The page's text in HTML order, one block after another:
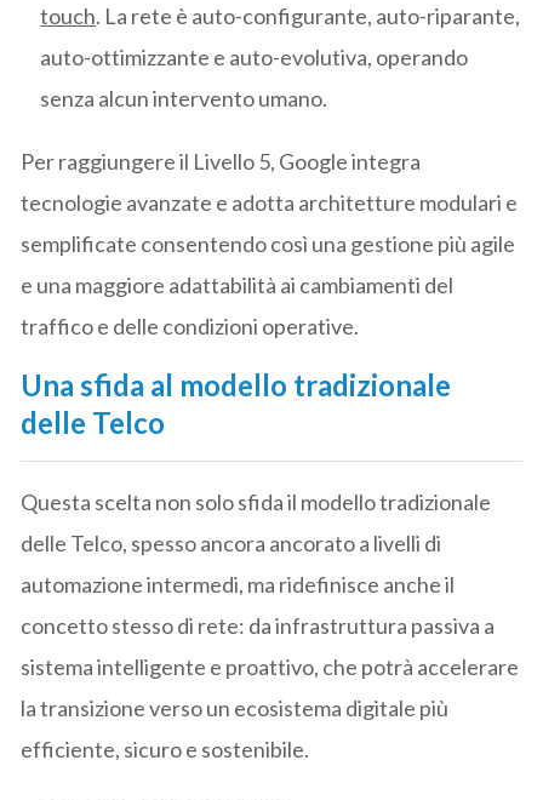
touch. La rete è auto-configurante, auto-riparante,
auto-ottimizzante e auto-evolutiva, operando
senza alcun intervento umano.
Per raggiungere il Livello 5, Google integra
tecnologie avanzate e adotta architetture modulari e
semplificate consentendo così una gestione più agile
e una maggiore adattabilità ai cambiamenti del
traffico e delle condizioni operative.
Una sfida al modello tradizionale
delle Telco
Questa scelta non solo sfida il modello tradizionale
delle Telco, spesso ancora ancorato a livelli di
automazione intermedi, ma ridefinisce anche il
concetto stesso di rete: da infrastruttura passiva a
sistema intelligente e proattivo, che potrà accelerare
la transizione verso un ecosistema digitale più
efficiente, sicuro e sostenibile.